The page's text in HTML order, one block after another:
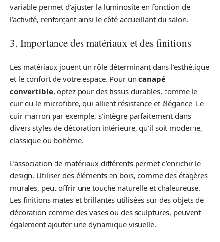
variable permet d’ajuster la luminosité en fonction de
l’activité, renforçant ainsi le côté accueillant du salon.
3. Importance des matériaux et des finitions
Les matériaux jouent un rôle déterminant dans l’esthétique
et le confort de votre espace. Pour un canapé
convertible, optez pour des tissus durables, comme le
cuir ou le microfibre, qui allient résistance et élégance. Le
cuir marron par exemple, s’intègre parfaitement dans
divers styles de décoration intérieure, qu’il soit moderne,
classique ou bohème.
L’association de matériaux différents permet d’enrichir le
design. Utiliser des éléments en bois, comme des étagères
murales, peut offrir une touche naturelle et chaleureuse.
Les finitions mates et brillantes utilisées sur des objets de
décoration comme des vases ou des sculptures, peuvent
également ajouter une dynamique visuelle.